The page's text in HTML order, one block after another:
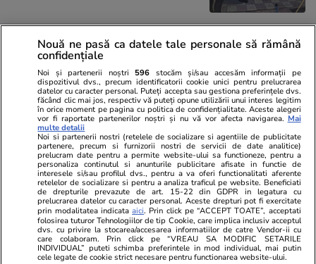
Știri România 07 iul.
Românul înmormântat într-un
cimitir din Buenos Aires e
omagiat pentru că a fost un
„Schindler” al României. Florin
Manoliu, eroul necunoscut
Știri România 07 iul.
11 țări NATO, printre care și
România, cumpără avioane de
avertizare și control Saab
Nouă ne pasă ca datele tale personale să rămână
confidențiale
Noi și partenerii noștri 596 stocăm și/sau accesăm informații pe
dispozitivul dvs., precum identificatorii cookie unici pentru prelucrarea
datelor cu caracter personal. Puteți accepta sau gestiona preferințele dvs.
făcând clic mai jos, respectiv vă puteți opune utilizării unui interes legitim
în orice moment pe pagina cu politica de confidențialitate. Aceste alegeri
vor fi raportate partenerilor noștri și nu vă vor afecta navigarea. Mai
multe detalii
Noi si partenerii nostri (retelele de socializare si agentiile de publicitate
partenere, precum si furnizorii nostri de servicii de date analitice)
prelucram date pentru a permite website-ului sa functioneze, pentru a
personaliza continutul si anunturile publicitare afisate in functie de
interesele si/sau profilul dvs., pentru a va oferi functionalitati aferente
retelelor de socializare si pentru a analiza traficul pe website. Beneficiati
de drepturile prevazute de art. 15-22 din GDPR in legatura cu
prelucrarea datelor cu caracter personal. Aceste drepturi pot fi exercitate
prin modalitatea indicataaici. Prin click pe “ACCEPT TOATE”, acceptati
folosirea tuturor Tehnologiilor de tip Cookie, care implica inclusiv acceptul
dvs. cu privire la stocarea/accesarea informatiilor de catre Vendor-ii cu
care colaboram. Prin click pe “VREAU SA MODIFIC SETARILE
INDIVIDUAL” puteti schimba preferintele in mod individual, mai putin
cele legate de cookie strict necesare pentru functionarea website-ului.